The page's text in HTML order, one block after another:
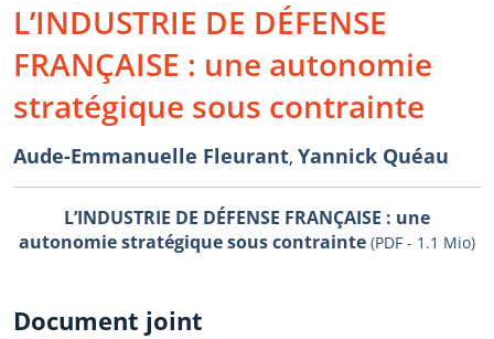
L’INDUSTRIE DE DÉFENSE
FRANÇAISE : une autonomie
stratégique sous contrainte
Aude-Emmanuelle Fleurant, Yannick Quéau
L’INDUSTRIE DE DÉFENSE FRANÇAISE : une
autonomie stratégique sous contrainte (PDF - 1.1 Mio)
Document joint